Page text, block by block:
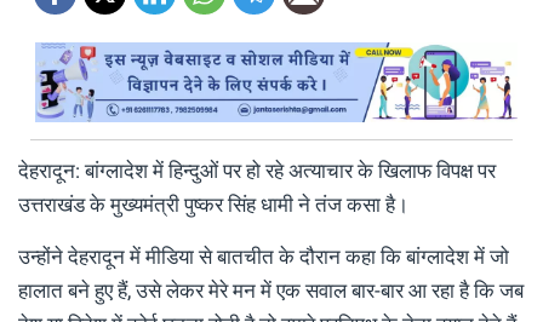
देहरादून: बांग्लादेश में हिन्दुओं पर हो रहे अत्याचार के खिलाफ विपक्ष पर
उत्तराखंड के मुख्यमंत्री पुष्कर सिंह धामी ने तंज कसा है।
उन्होंने देहरादून में मीडिया से बातचीत के दौरान कहा कि बांग्लादेश में जो
हालात बने हुए हैं, उसे लेकर मेरे मन में एक सवाल बार-बार आ रहा है कि जब